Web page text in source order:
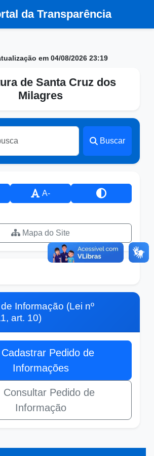
da Transparência
em 04/08/2026 23:19
de Santa Cruz dos
Milagres
Buscar
A-
Mapa do Site
Informação (Lei nº
art. 10)
Cadastrar Pedido de
Informações
Consultar Pedido de
Informação